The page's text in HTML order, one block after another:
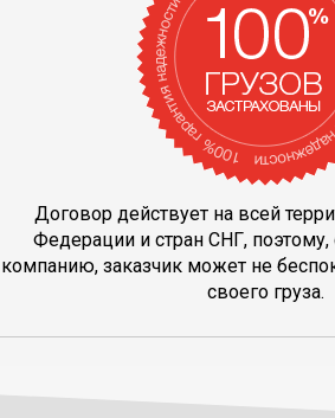
Договор действует на всей
Федерации и стран СНГ,
компанию, заказчик может не
своего груза.